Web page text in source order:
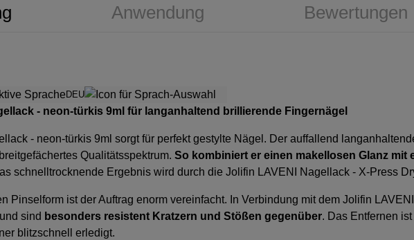
Anwendung Bewertungen
DEU
- neon-türkis 9ml für langanhaltend brillierende Fingernägel
- neon-türkis 9ml sorgt für perfekt gestylte Nägel. Der auffallend
Qualitätsspektrum. So kombiniert er einen makellosen Glanz mit
schnelltrocknende Ergebnis wird durch die Jolifin LAVENI Nagellack - X-Press
Pinselform ist der Auftrag enorm vereinfacht. In Verbindung mit dem Jolifin
sind besonders resistent Kratzern und Stößen gegenüber. Das Entfernen
blitzschnell erledigt.